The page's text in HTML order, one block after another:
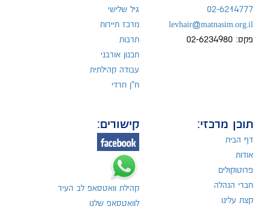
02-6214777
levhair@matnasim.org.il
פקס: 02-6234980
גיל שלישי
מרכז תיירות
תרבות
תכנון אורבני
עבודה קהילתית
ח"ן חרדי
תוכן מרכזי:
דף הבית
אודות
פרוטוקולים
חברי הנהלה
קצת עלינו
קישורים:
קהילת וואטסאפ לב העיר
לוואטסאפ שלנו